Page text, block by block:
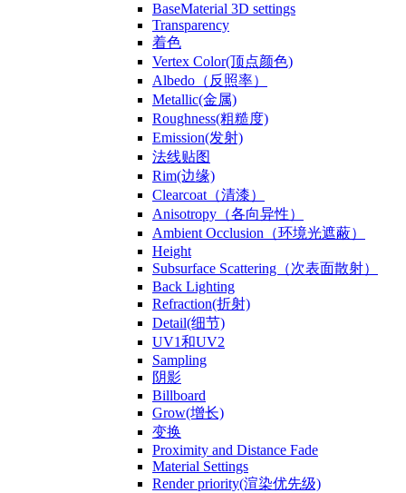
BaseMaterial 3D settings
Transparency
着色
Vertex Color(顶点颜色)
Albedo（反照率）
Metallic(金属)
Roughness(粗糙度)
Emission(发射)
法线贴图
Rim(边缘)
Clearcoat（清漆）
Anisotropy（各向异性）
Ambient Occlusion（环境光遮蔽）
Height
Subsurface Scattering（次表面散射）
Back Lighting
Refraction(折射)
Detail(细节)
UV1和UV2
Sampling
阴影
Billboard
Grow(增长)
变换
Proximity and Distance Fade
Material Settings
Render priority(渲染优先级)